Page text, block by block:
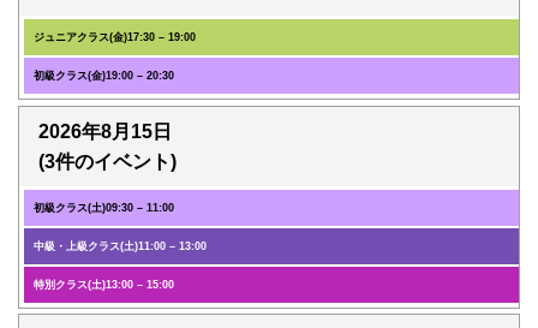
ジュニアクラス(金)17:30 – 19:00
初級クラス(金)19:00 – 20:30
2026年8月15日
(3件のイベント)
初級クラス(土)09:30 – 11:00
中級・上級クラス(土)11:00 – 13:00
特別クラス(土)13:00 – 15:00